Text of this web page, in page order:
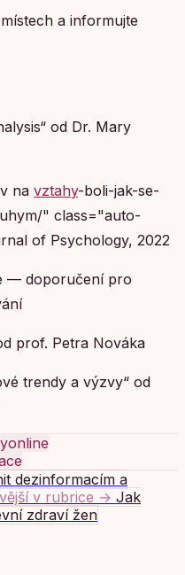
a informujte
od Dr. Mary
na vztahy-boli-jak-se-
" class="auto-
of Psychology, 2022
— doporučení pro
prof. Petra Nováka
trendy a výzvy“ od
online
dezinformacím a
v rubrice → Jak
zdraví žen